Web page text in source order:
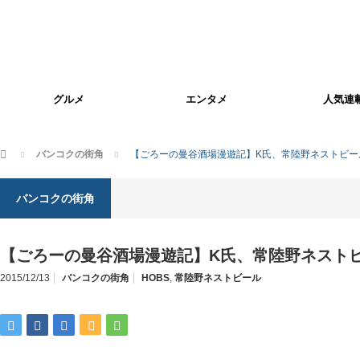
グルメ エンタメ 人気連
ホーム バンコクの街角 【ごろーの曼谷酒場漫遊記】K氏、常陸野ネストビ
バンコクの街角
【ごろーの曼谷酒場漫遊記】K氏、常陸野ネスト
2015/12/13 バンコクの街角 HOBS, 常陸野ネストビール